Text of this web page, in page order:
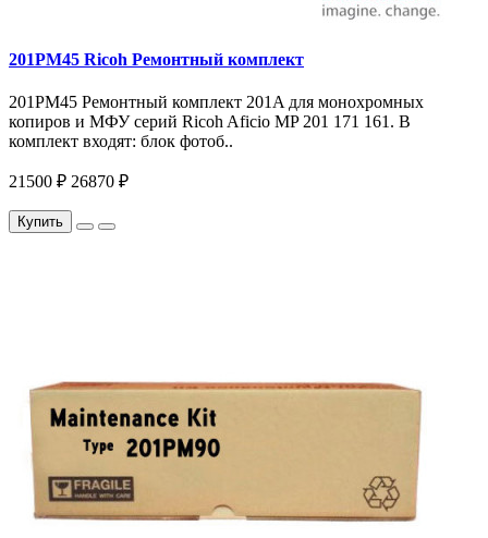
201PM45 Ricoh Ремонтный комплект
201PM45 Ремонтный комплект 201A для монохромных
копиров и МФУ серий Ricoh Aficio MP 201 171 161. В
комплект входят: блок фотоб..
21500 ₽ 26870 ₽
Купить